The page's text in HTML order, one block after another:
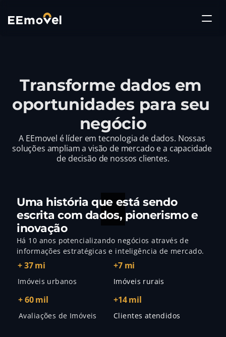
Transforme dados em
oportunidades para seu
negócio
A EEmovel é líder em tecnologia de dados. Nossas
soluções ampliam a visão de mercado e a capacidade
de decisão de nossos clientes.
Uma história que está sendo
escrita com dados, pionerismo e
inovação
Há 10 anos potencializando negócios através de
informações estratégicas e inteligência de mercado.
+ 37 mi
Imóveis urbanos
+7 mi
Imóveis rurais
+ 60 mil
Avaliações de Imóveis
+14 mil
Clientes atendidos